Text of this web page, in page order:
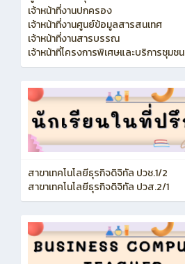
เจ้าหน้าที่งานปกครอง
เจ้าหน้าที่งานศูนย์ข้อมูลสารสนเทศ
เจ้าหน้าที่งานสารบรรณ
เจ้าหน้าที่โครงการพิเศษและบริการชุมชน
สาขาเทคโนโลยีธุรกิจดิจิทัล ปวช.1/2
สาขาเทคโนโลยีธุรกิจดิจิทัล ปวส.2/1